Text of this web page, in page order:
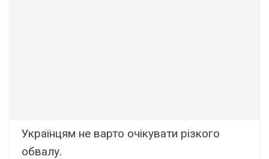
Українцям не варто очікувати різкого
обвалу.